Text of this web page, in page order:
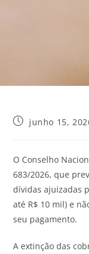
junho 15,
O Conselho
683/2026, que
dívidas ajuizadas
até R$ 10 mil) e
seu pagamento.
A extinção das